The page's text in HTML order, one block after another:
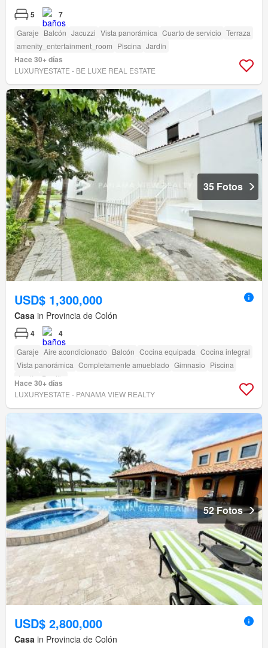
5 7
Garaje Balcón Jacuzzi Vista panorámica Cuarto de servicio Terraza
amenity_entertainment_room Piscina Jardín
Hace 30+ días
LUXURYESTATE - BE LUXE REAL ESTATE
35 Fotos
USD$ 1,300,000
Casa in Provincia de Colón
4 4
Garaje Aire acondicionado Balcón Cocina equipada Cocina integral
Vista panorámica Completamente amueblado Gimnasio Piscina
Jardín
Parrilla
Hace 30+ días
LUXURYESTATE - PANAMA VIEW REALTY
52 Fotos
USD$ 2,800,000
Casa in Provincia de Colón